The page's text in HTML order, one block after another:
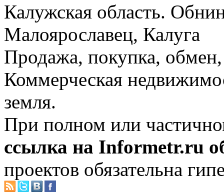
Калужская область.
Малоярославец, Калуга
Продажа, покупка, обмен,
Коммерческая
земля.
При полном или
ссылка на Informetr.ru
проектов обязательна